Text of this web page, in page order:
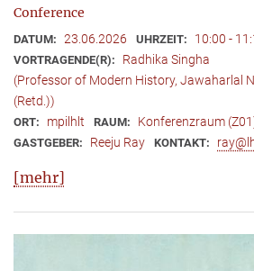
Conference
DATUM: 23.06.2026 UHRZEIT: 10:00 -
VORTRAGENDE(R):
Radhika Singha
(Professor of Modern History, Jawaharlal
(Retd.))
ORT: mpilhlt RAUM: Konferenzraum
GASTGEBER: Reeju Ray KONTAKT:
[mehr]